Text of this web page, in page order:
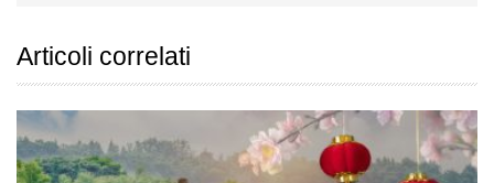
Articoli correlati